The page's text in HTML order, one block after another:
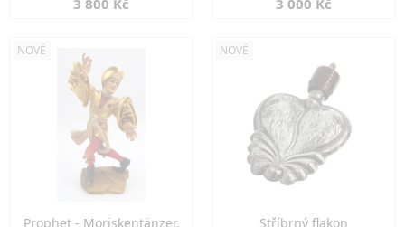
3 800 Kč 3 000 Kč
NOVÉ
Prophet - Moriskentänzer,
NOVÉ
Stříbrný flakon